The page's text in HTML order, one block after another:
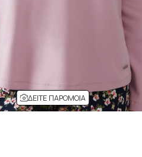
ΔΕΊΤΕ ΠΑΡΌΜΟΙΑ